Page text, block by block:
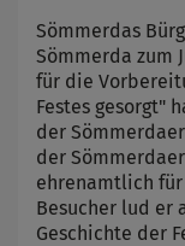
Sömmerdas
Sömmerda zum
für die
Festes gesorgt"
der
der
ehrenamtlich
Besucher lud er
Geschichte der